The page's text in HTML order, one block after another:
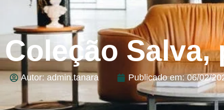
Coleção Salva,
Autor:admin.tanara Publicado em:06/02/